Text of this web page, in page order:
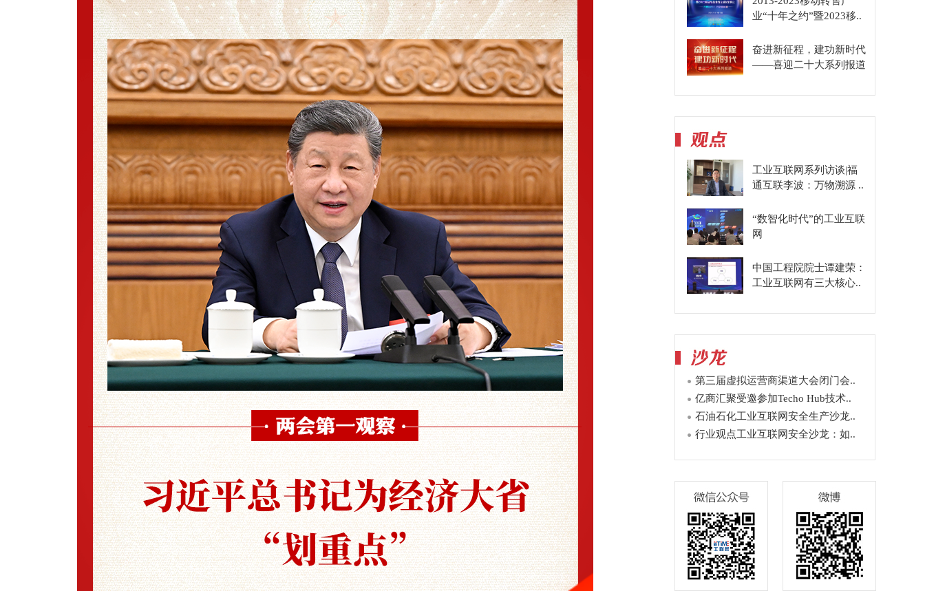
业“十年之约”暨2023移..
奋进新征程，建功新时代
——喜迎二十大系列报道
工业互联网系列访谈|福
通互联李波：万物溯源 ..
“数智化时代”的工业互联
网
中国工程院院士谭建荣：
工业互联网有三大核心..
第三届虚拟运营商渠道大会闭门会..
亿商汇聚受邀参加Techo Hub技术..
石油石化工业互联网安全生产沙龙..
行业观点工业互联网安全沙龙：如..